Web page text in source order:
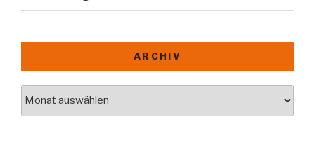
ARCHIV